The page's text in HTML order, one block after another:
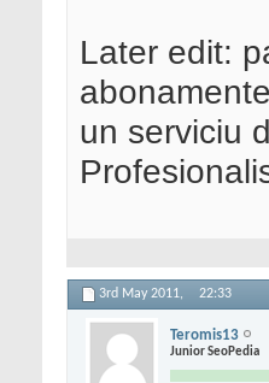
Later edit:
un serviciu
3rd May 2011, 22:33
Teromis13
Junior SeoPedia